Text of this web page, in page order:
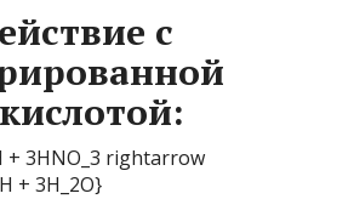
с
+ 3HNO_3 rightarrow
+ 3H_2O}